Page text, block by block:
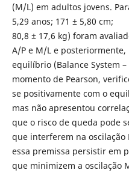
(M/L) em adultos jovens.
5,29 anos; 171 ± 5,80 cm;
80,8 ± 17,6 kg) foram
A/P e M/L e
equilíbrio (Balance System
momento de Pearson,
se positivamente com o
mas não apresentou
que o risco de queda pode
que interferem na
essa premissa persistir em
que minimizem a oscilação